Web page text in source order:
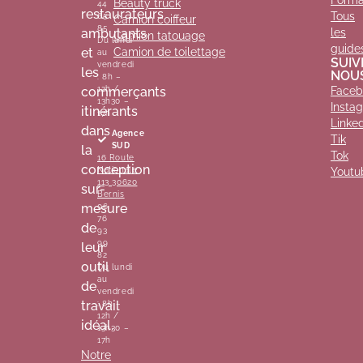
restaurateurs
ambulants
et
les
commerçants
itinérants
dans
la
conception
sur-
mesure
de
leur
outil
de
travail
idéal.
Notre
44
65
85
Du lundi
au
vendredi
: 8h –
12h /
13h30 –
17h
Agence
SUD
16 Route
Nationale
113 30620
Bernis
06
76
93
99
82
Du lundi
au
vendredi
: 8h –
12h /
13h30 –
17h
Beauty truck
Camion coiffeur
Camion tatouage
Camion de toilettage
Tous
les
Tik
Tok